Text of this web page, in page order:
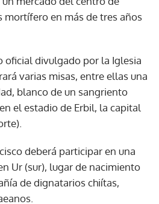
mortífero en más de tres años
oficial divulgado por la Iglesia
varias misas, entre ellas una
blanco de un sangriento
el estadio de Erbil, la capital
deberá participar en una
Ur (sur), lugar de nacimiento
de dignatarios chiítas,